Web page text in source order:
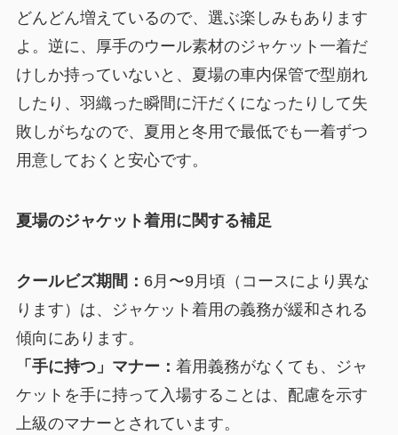
どんどん増えているので、選ぶ楽しみもあります
よ。逆に、厚手のウール素材のジャケット一着だ
けしか持っていないと、夏場の車内保管で型崩れ
したり、羽織った瞬間に汗だくになったりして失
敗しがちなので、夏用と冬用で最低でも一着ずつ
用意しておくと安心です。
夏場のジャケット着用に関する補足
クールビズ期間： 6月〜9月頃（コースにより異な
ります）は、ジャケット着用の義務が緩和される
傾向にあります。
「手に持つ」マナー： 着用義務がなくても、ジャ
ケットを手に持って入場することは、配慮を示す
上級のマナーとされています。